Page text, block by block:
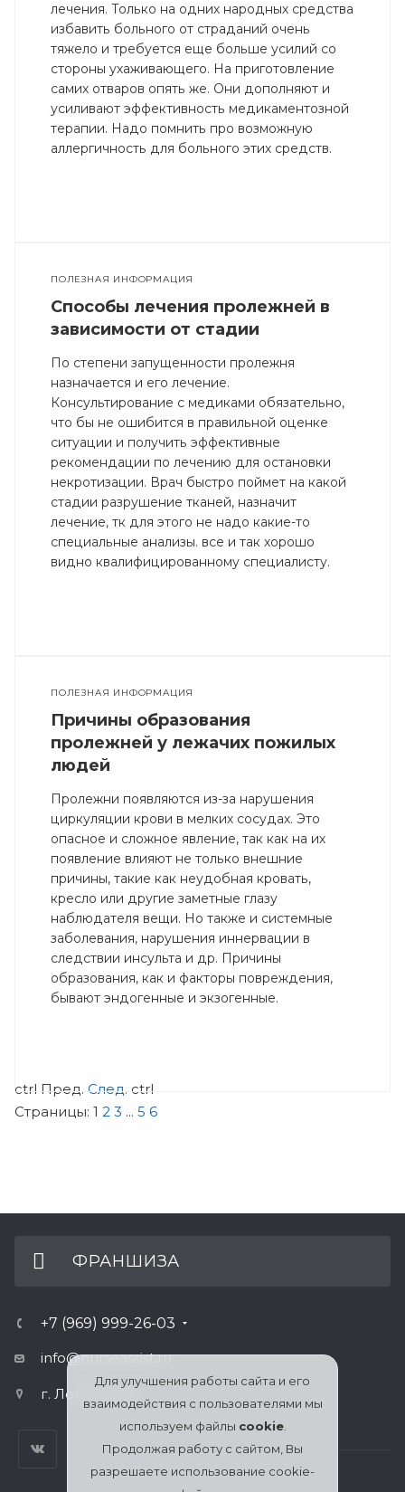
лечения. Только на одних народных средства
избавить больного от страданий очень
тяжело и требуется еще больше усилий со
стороны ухаживающего. На приготовление
самих отваров опять же. Они дополняют и
усиливают эффективность медикаментозной
терапии. Надо помнить про возможную
аллергичность для больного этих средств.
ПОЛЕЗНАЯ ИНФОРМАЦИЯ
Способы лечения пролежней в
зависимости от стадии
По степени запущенности пролежня
назначается и его лечение.
Консультирование с медиками обязательно,
что бы не ошибится в правильной оценке
ситуации и получить эффективные
рекомендации по лечению для остановки
некротизации. Врач быстро поймет на какой
стадии разрушение тканей, назначит
лечение, тк для этого не надо какие-то
специальные анализы. все и так хорошо
видно квалифицированному специалисту.
ПОЛЕЗНАЯ ИНФОРМАЦИЯ
Причины образования
пролежней у лежачих пожилых
людей
Пролежни появляются из-за нарушения
циркуляции крови в мелких сосудах. Это
опасное и сложное явление, так как на их
появление влияют не только внешние
причины, такие как неудобная кровать,
кресло или другие заметные глазу
наблюдателя вещи. Но также и системные
заболевания, нарушения иннервации в
следствии инсульта и др. Причины
образования, как и факторы повреждения,
бывают эндогенные и экзогенные.
ctrl Пред. След. ctrl
Страницы: 1 2 3 ... 5 6
ФРАНШИЗА
+7 (969) 999-26-03
info@nurseassist.ru
г. Ломоносов
Для улучшения работы сайта и его
взаимодействия с пользователями мы
используем файлы cookie.
Продолжая работу с сайтом, Вы
разрешаете использование cookie-